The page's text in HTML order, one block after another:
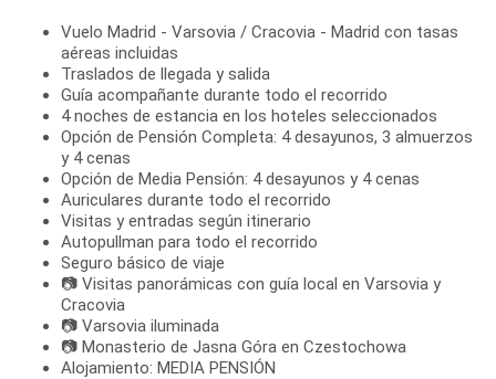
Vuelo Madrid - Varsovia / Cracovia - Madrid con tasas
aéreas incluidas
Traslados de llegada y salida
Guía acompañante durante todo el recorrido
4 noches de estancia en los hoteles seleccionados
Opción de Pensión Completa: 4 desayunos, 3 almuerzos
y 4 cenas
Opción de Media Pensión: 4 desayunos y 4 cenas
Auriculares durante todo el recorrido
Visitas y entradas según itinerario
Autopullman para todo el recorrido
Seguro básico de viaje
📷 Visitas panorámicas con guía local en Varsovia y
Cracovia
📷 Varsovia iluminada
📷 Monasterio de Jasna Góra en Czestochowa
Alojamiento: MEDIA PENSIÓN